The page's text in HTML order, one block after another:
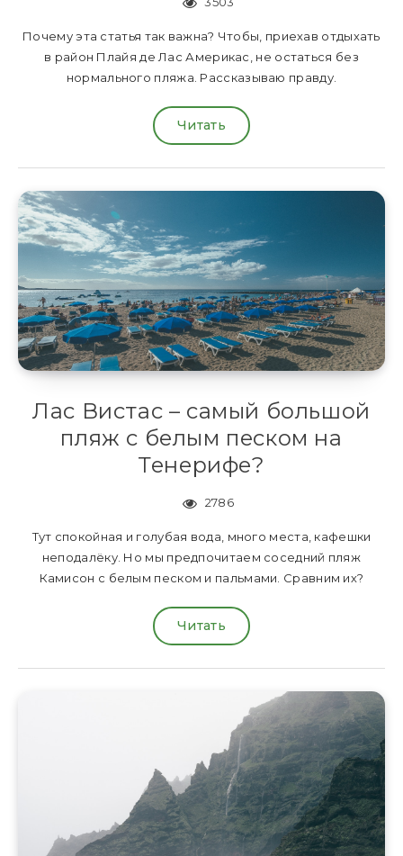
Почему эта статья так важна? Чтобы, приехав отдыхать
в район Плайя де Лас Америкас, не остаться без
нормального пляжа. Рассказываю правду.
Читать
Лас Вистас – самый большой
пляж с белым песком на
Тенерифе?
2786
Тут спокойная и голубая вода, много места, кафешки
неподалёку. Но мы предпочитаем соседний пляж
Камисон с белым песком и пальмами. Сравним их?
Читать